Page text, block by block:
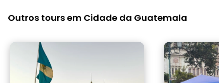
Outros tours em Cidade da Guatemala